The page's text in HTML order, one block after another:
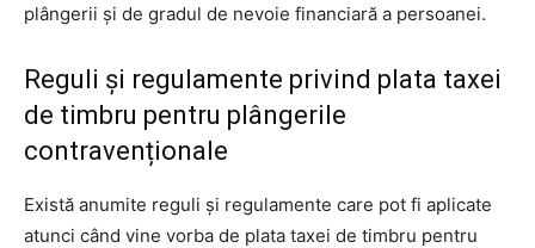
plângerii și de gradul de nevoie financiară a persoanei.
Reguli și regulamente privind plata taxei
de timbru pentru plângerile
contravenționale
Există anumite reguli și regulamente care pot fi aplicate
atunci când vine vorba de plata taxei de timbru pentru